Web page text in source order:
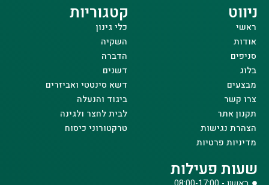
ניווט
ראשי
אודות
סניפים
בלוג
מבצעים
צרו קשר
תקנון אתר
הצהרת נגישות
מדיניות פרטיות
קטגוריות
כלי גינון
השקיה
הדברה
דשנים
דשא סינטטי ואביזרים
ביגוד והנעלה
לבית לחצר ולגינה
טרקטורוני כיסוח
שעות פעילות